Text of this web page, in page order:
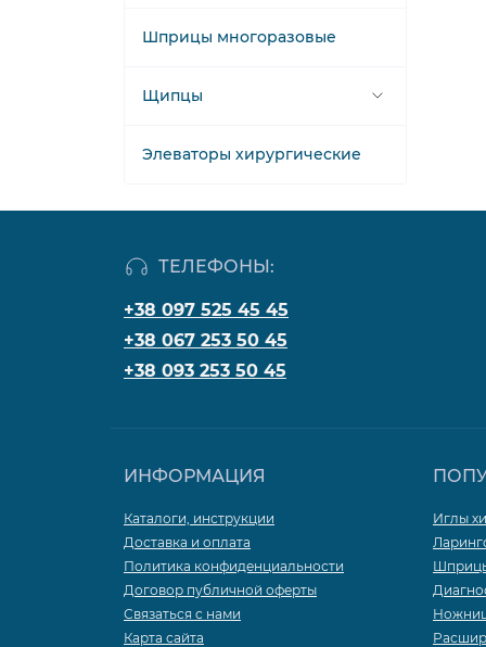
Пинцеты стоматологические
Щипцы стоматологические
Элеватор зубний
Шприцы многоразовые
Щипцы
Щипцы биопсийные
Щипцы для введения
Щипцы разные
Элеваторы хирургические
ТЕЛЕФОНЫ:
+38 097 525 45 45
+38 067 253 50 45
+38 093 253 50 45
ИНФОРМАЦИЯ
Каталоги, инструкции
Доставка и оплата
Политика конфиденциальности
Договор публичной оферты
Связаться с нами
Карта сайта
Иглы